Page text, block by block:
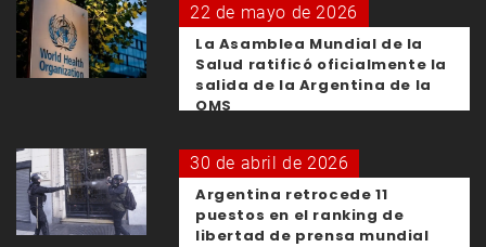
22 de mayo de 2026
La Asamblea Mundial de la
Salud ratificó oficialmente la
salida de la Argentina de la
OMS
30 de abril de 2026
Argentina retrocede 11
puestos en el ranking de
libertad de prensa mundial